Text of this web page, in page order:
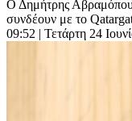
Ο Δημήτρης
συνδέουν με το
09:52 | Τετάρτη 24